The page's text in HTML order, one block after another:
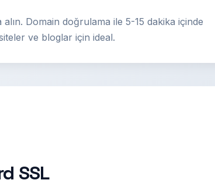
Domain doğrulama ile 5-15 dakika içinde
ve bloglar için ideal.
SSL